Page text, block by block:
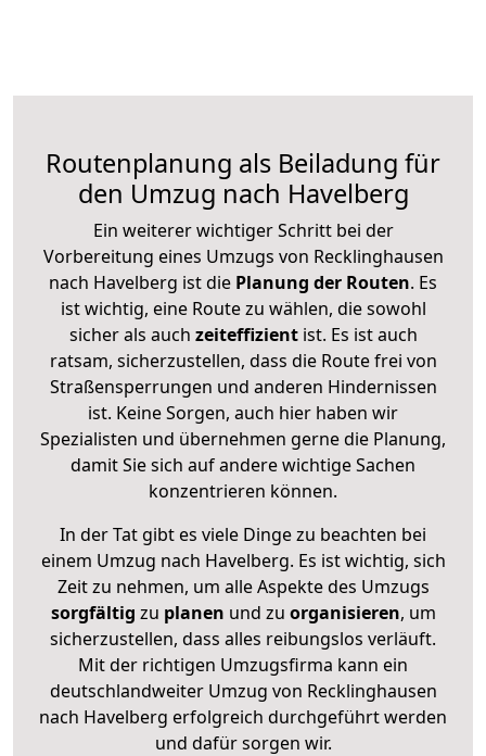
Routenplanung als Beiladung für
den Umzug nach Havelberg
Ein weiterer wichtiger Schritt bei der
Vorbereitung eines Umzugs von Recklinghausen
nach Havelberg ist die Planung der Routen. Es
ist wichtig, eine Route zu wählen, die sowohl
sicher als auch zeiteffizientist. Es ist auch
ratsam, sicherzustellen, dass die Route frei von
Straßensperrungen und anderen Hindernissen
ist. Keine Sorgen, auch hier haben wir
Spezialisten und übernehmen gerne die Planung,
damit Sie sich auf andere wichtige Sachen
konzentrieren können.
In der Tat gibt es viele Dinge zu beachten bei
einem Umzug nach Havelberg. Es ist wichtig, sich
Zeit zu nehmen, um alle Aspekte des Umzugs
sorgfältig zu planen und zu organisieren, um
sicherzustellen, dass alles reibungslos verläuft.
Mit der richtigen Umzugsfirma kann ein
deutschlandweiter Umzug von Recklinghausen
nach Havelberg erfolgreich durchgeführt werden
und dafür sorgen wir.